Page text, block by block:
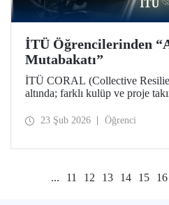
İTÜ Öğrencilerinden
Mutabakatı”
İTÜ CORAL (Collective
altında; farklı kulüp ve proje
bütünleşik bir yaklaşımla ele
23 Şub 2026 Öğrenci
... 11 12 13 14 15 16